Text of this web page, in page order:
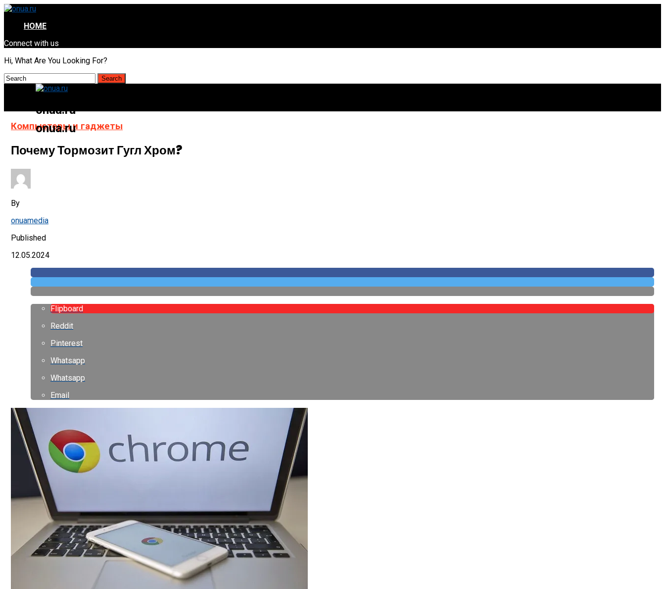
HOME
Connect with us
Hi, What Are You Looking For?
onua.ru
onua.ru
Компьютеры и гаджеты
Почему Тормозит Гугл Хром?
By
onuamedia
Published
12.05.2024
Flipboard
Reddit
Pinterest
Whatsapp
Whatsapp
Email